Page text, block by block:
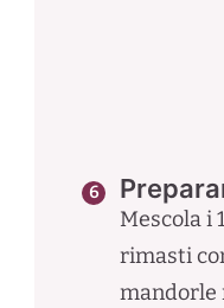
Mescola i
rimasti
mandorle